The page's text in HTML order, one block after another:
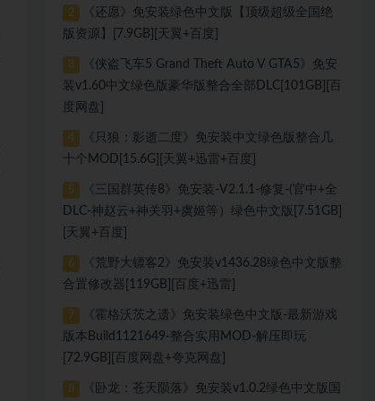
2
《还愿》免安装绿色中文版【顶级超级全国绝
版资源】[7.9GB][天翼+百度]
3
《侠盗飞车5 Grand Theft Auto V GTA5》免安
装v1.60中文绿色版豪华版整合全部DLC[101GB][百
度网盘]
4
《只狼：影逝二度》免安装中文绿色版整合几
十个MOD[15.6G][天翼+迅雷+百度]
5
《三国群英传8》免安装-V2.1.1-修复-(官中+全
DLC-神赵云+神关羽+虞姬等）绿色中文版[7.51GB]
[天翼+百度]
6
《荒野大镖客2》免安装v1436.28绿色中文版整
合置修改器[119GB][百度+迅雷]
7
《霍格沃茨之遗》免安装绿色中文版-最新游戏
版本Build1121649-整合实用MOD-解压即玩
[72.9GB][百度网盘+夸克网盘]
8 《卧龙：苍天陨落》免安装v1.0.2绿色中文版国